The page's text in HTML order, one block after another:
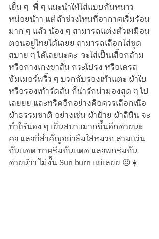
เย็น ๆ  พี่ ๆ แนะนำให้ใส่แบบกันหนาว
หน่อยน้าา แต่ถ้าช่วงไหนที่อากาศเริ่มร้อน
มาก ๆ แล้ว น้อง ๆ สามารถแต่งตัวเหมือน
ตอนอยู่ไทยได้เลยย สามารถเลือกใส่ชุด
สบาย ๆ ได้เลยนะคะ  จะใส่เป็นเสื้อกล้าม
หรือกางเกงขาสั้น กระโปรง หรือเดรส
ซัมเมอร์พริ้ว ๆ บวกกับรองเท้าแตะ ผ้าใบ
หรือรองเท้ารัดส้น ก็น่ารักน่ามองสุด ๆ ไป
เลยยย และทริคอีกอย่างคือควรเลือกเนื้อ
ผ้าธรรมชาติ อย่างเช่น ผ้าฝ้าย ผ้าลินิน จะ
ทำให้น้อง ๆ เย็นสบายมากขึ้นอีกด้วยนะ
คะ และที่สำคัญอย่าลืมใส่หมวก สวมแว่น
กันแดด ทาครีมกันแดด และพกร่มกัน
ด้วยน้าา ไม่งั้น Sun burn แย่เลยย 😣☀️